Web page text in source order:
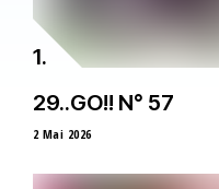
29..GO!! N° 57
2 Mai 2026